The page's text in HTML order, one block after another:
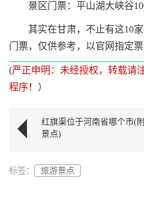
景区门票：平山湖大峡谷100
其实在甘肃，不止有这10家
门票，仅供参考，以官网指定票
(严正申明：未经授权，转载请
程序！ ）
红旗渠位于河南省哪个市(
景点)
标签： 旅游景点